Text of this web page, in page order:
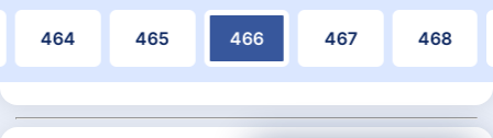
464 465 466 467 468